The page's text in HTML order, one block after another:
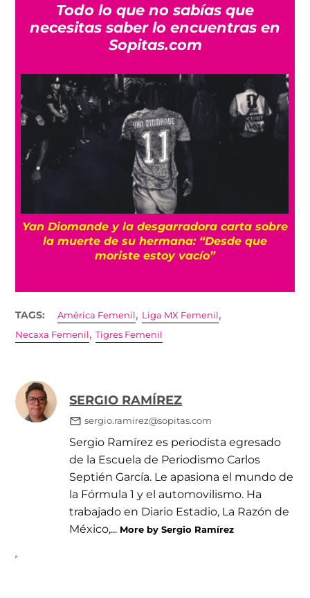
Todo lo que no sabías que
necesitas saber lo encuentras en
Sopitas.com
¡Imparables! México firma su mejor
participación en Juegos Centroamericanos
con récord de medallas
TAGS: América Femenil , Liga MX Femenil ,
Necaxa Femenil ,Tigres Femenil
SERGIO RAMÍREZ
sergio.ramirez@sopitas.com
Sergio Ramírez es periodista egresado
de la Escuela de Periodismo Carlos
Septién García. Le apasiona el mundo de
la Fórmula 1 y el automovilismo. Ha
trabajado en Diario Estadio, La Razón de
México,... More by Sergio Ramírez